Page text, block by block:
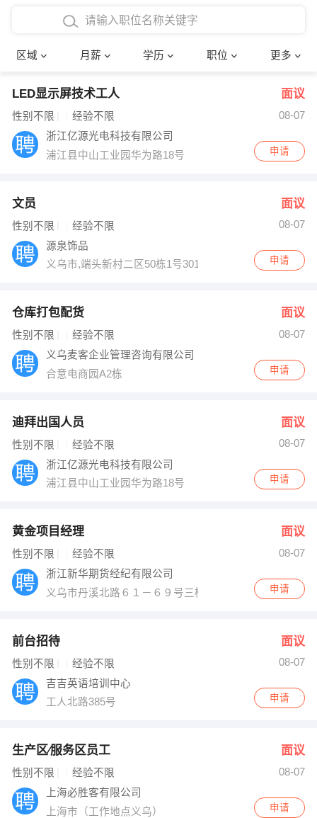
区域 月薪 学历 职位 更多
4000-5000元
8000-12000元
12000-20000元
博士
文员
财务会计
网络IT
快递员
收银员 技术员/工程师
出纳
编辑
跟单
其他职位
确定
LED显示屏技术工人 面议
性别不限 经验不限
08-07
浙江亿源光电科技有限公司
浦江县中山工业园华为路18号
申请
文员 面议
性别不限 经验不限
08-07
源泉饰品
义乌市,端头新村二区50栋1号301
申请
仓库打包配货 面议
性别不限 经验不限
08-07
义乌麦客企业管理咨询有限公司
合意电商园A2栋
申请
迪拜出国人员 面议
性别不限 经验不限
08-07
浙江亿源光电科技有限公司
浦江县中山工业园华为路18号
申请
黄金项目经理 面议
性别不限 经验不限
08-07
浙江新华期货经纪有限公司
义乌市丹溪北路６１－６９号三楼
申请
前台招待 面议
性别不限 经验不限
08-07
吉吉英语培训中心
工人北路385号
申请
生产区∕服务区员工 面议
性别不限 经验不限
08-07
上海必胜客有限公司
上海市（工作地点义乌）
申请